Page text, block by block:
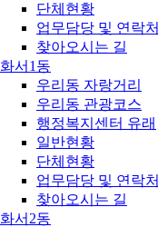
단체현황
업무담당 및 연락처
찾아오시는 길
화서1동
우리동 자랑거리
우리동 관광코스
행정복지센터 유래
일반현황
단체현황
업무담당 및 연락처
찾아오시는 길
화서2동